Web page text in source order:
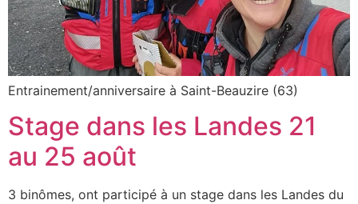
Entrainement/anniversaire à Saint-Beauzire (63)
Stage dans les Landes 21
au 25 août
3 binômes, ont participé à un stage dans les Landes du